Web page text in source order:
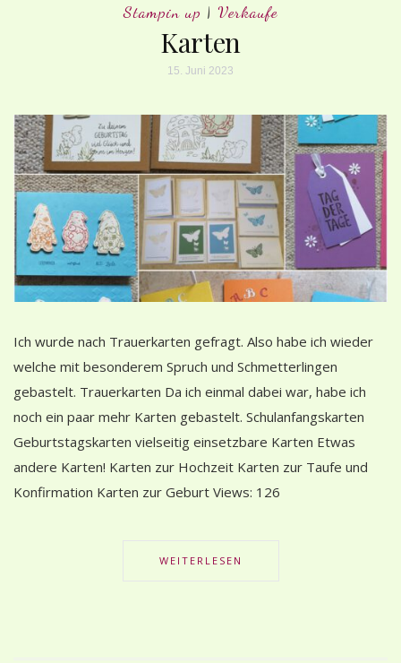
Stampin up | Verkaufe
Karten
15. Juni 2023
Ich wurde nach Trauerkarten gefragt. Also habe ich wieder
welche mit besonderem Spruch und Schmetterlingen
gebastelt. Trauerkarten Da ich einmal dabei war, habe ich
noch ein paar mehr Karten gebastelt. Schulanfangskarten
Geburtstagskarten vielseitig einsetzbare Karten Etwas
andere Karten! Karten zur Hochzeit Karten zur Taufe und
Konfirmation Karten zur Geburt Views: 126
WEITERLESEN